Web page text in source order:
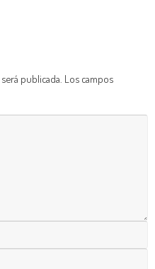
publicada. Los campos